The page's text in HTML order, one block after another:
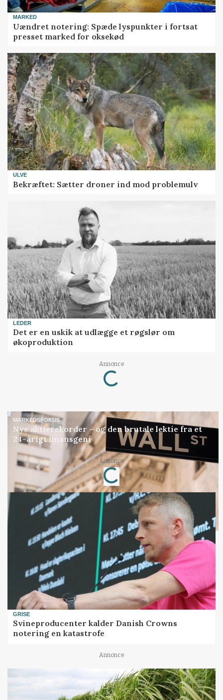
MARKED
Uændret notering: Spæde lyspunkter i fortsat
presset marked for oksekød
ULVE
Bekræftet: Sætter droner ind mod problemulv
LEDER
Det er en uskik at udlægge et røgslør om
økoproduktion
Annonce
Loading...
MARKEDSFOKUS
Nye aktierekorder – og den brutale lektie fra et
24-årigt finansgeni
Annonce
Loading...
GRISE
Svineproducenter kalder Danish Crowns
notering en katastrofe
Annonce